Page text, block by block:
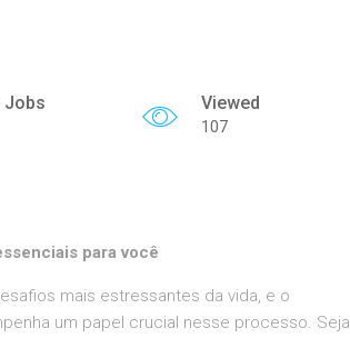
Jobs Viewed
107
para você
mais estressantes da vida, e o
um papel crucial nesse processo. Seja